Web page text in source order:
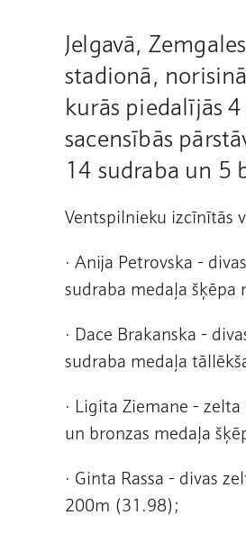
Jelgavā,
stadionā,
kurās piedalījās
sacensībās
14 sudraba un 5
Ventspilnieku izcīnītās
· Anija Petrovska -
sudraba medaļa
· Dace Brakanska -
sudraba medaļa
· Ligita Ziemane -
un bronzas medaļa
· Ginta Rassa - divas
200m (31.98);